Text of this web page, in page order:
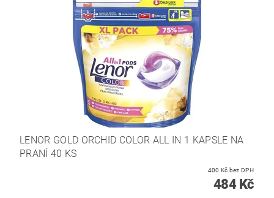
LENOR GOLD ORCHID COLOR ALL IN 1 KAPSLE NA
PRANÍ 40 KS
400 Kč bez DPH
484 Kč